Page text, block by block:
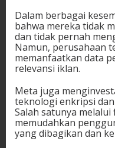
Dalam berbagai
bahwa mereka tidak
dan tidak pernah
Namun, perusahaan
memanfaatkan data
relevansi iklan.
Meta juga
teknologi enkripsi
Salah satunya melalui
memudahkan
yang dibagikan dan